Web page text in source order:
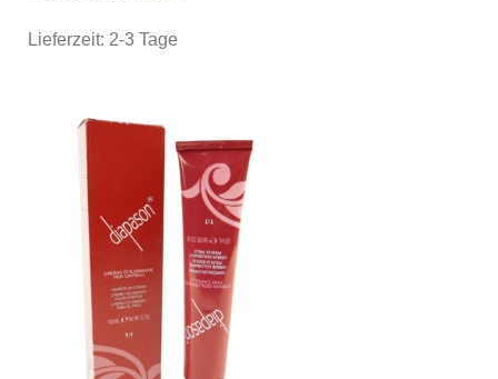
Lieferzeit: 2-3 Tage